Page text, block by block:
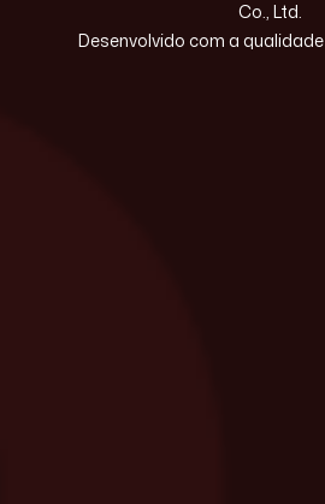
Co., Ltd.
Desenvolvido com a qualidade